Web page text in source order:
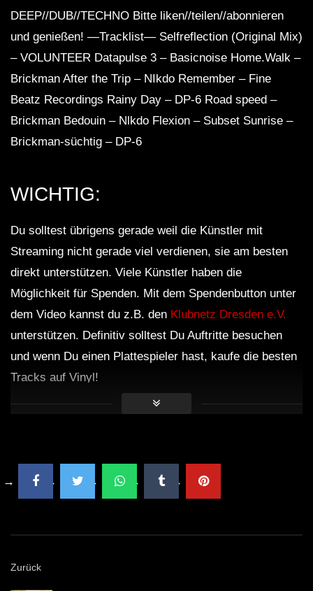
Dub Techno Sessions Episode 055
DUB TECHNO || Selection 084 ||
Minimal Boundaries
Klaus
NARCOTIC 303 – Dub techno mix –
SEMA1 – Dub Waves Mix 2023
DEEP//DUB//TECHNO Bitte liken//teilen//abonnieren
und genießen! —Tracklist— Selfreflection (Original Mix)
– VOLUNTEER Datapulse 3 – Basicnoise Home.Walk –
Brickman After the Trip – NIkdo Remember – Fine
Beatz Recordings Rainy Day – DP-6 Road speed –
Brickman Bedouin – Nlkdo Flexion – Subset Sunrise –
Brickman-süchtig – DP-6
WICHTIG:
Du solltest übrigens gerade weil die Künstler mit
Streaming nicht gerade viel verdienen, sie am besten
direkt unterstützen. Viele Künstler haben die
Möglichkeit für Spenden. Mit dem Spendenbutton unter
dem Video kannst du z.B. den Klubnetz Dresden e.V.
unterstützen. Definitiv solltest Du Auftritte besuchen
und wenn Du einen Plattespieler hast, kaufe die besten
Tracks auf Vinyl!
Zurück